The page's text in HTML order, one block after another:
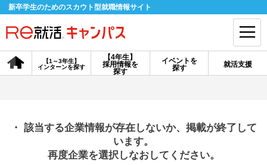
新卒学生のためのスカウト型就職情報サイト
【4年生】
採用情報を
探す
【1～3年生】
インターンを探す
イベントを
探す
就活支援
会員登録 ログイン
探す
・ 該当する企業情報が存在しないか、掲載が終了して
います。
再度企業を選択しなおしてください。